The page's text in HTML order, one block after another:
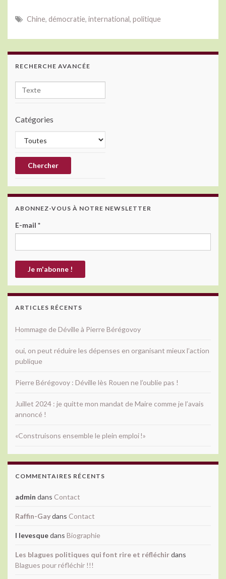
e
b
o
o
itt
er
ke
dI
n
Chine, démocratie, international, politique
RECHERCHE AVANCÉE
Catégories
ABONNEZ-VOUS À NOTRE NEWSLETTER
E-mail *
ARTICLES RÉCENTS
Hommage de Déville à Pierre Bérégovoy
oui, on peut réduire les dépenses en organisant mieux l’action
publique
Pierre Bérégovoy : Déville lès Rouen ne l’oublie pas !
Juillet 2024 : je quitte mon mandat de Maire comme je l’avais
annoncé !
«Construisons ensemble le plein emploi !»
COMMENTAIRES RÉCENTS
admin dans Contact
Raffin-Gaydans Contact
l levesquedans Biographie
Les blagues politiques qui font rire et réfléchirdans
Blagues pour réfléchir !!!